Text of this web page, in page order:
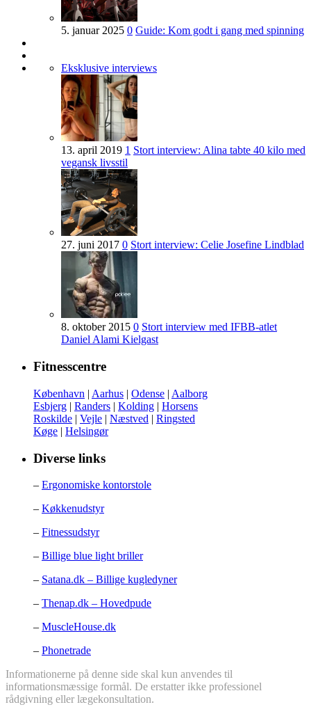
5. januar 2025 0 Guide: Kom godt i gang med spinning
Eksklusive interviews
13. april 2019 1 Stort interview: Alina tabte 40 kilo med
vegansk livsstil
27. juni 2017 0 Stort interview: Celie Josefine Lindblad
8. oktober 2015 0 Stort interview med IFBB-atlet
Daniel Alami Kielgast
Fitnesscentre
København | Aarhus | Odense | Aalborg
Esbjerg | Randers | Kolding | Horsens
Roskilde | Vejle | Næstved | Ringsted
Køge | Helsingør
Diverse links
– Ergonomiske kontorstole
– Køkkenudstyr
– Fitnessudstyr
– Billige blue light briller
– Satana.dk – Billige kugledyner
– Thenap.dk – Hovedpude
– MuscleHouse.dk
– Phonetrade
Informationerne på denne side skal kun anvendes til
informationsmæssige formål. De erstatter ikke professionel
rådgivning eller lægekonsultation.